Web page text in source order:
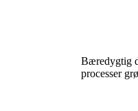
Bæredygtig
processer